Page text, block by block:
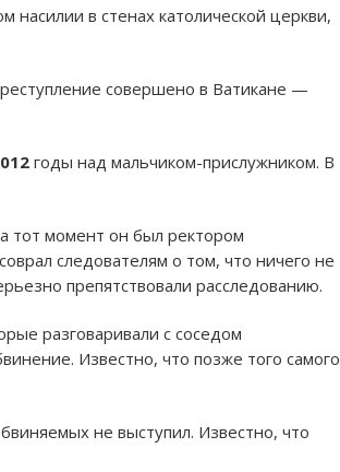
насилии в стенах католической церкви,
совершено в Ватикане —
годы над мальчиком-прислужником. В
тот момент он был ректором
следователям о том, что ничего не
препятствовали расследованию.
разговаривали с соседом
Известно, что позже того самого
не выступил. Известно, что